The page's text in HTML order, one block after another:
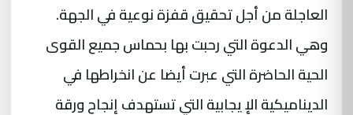
العاجلة من أجل تحقيق قفزة نوعية في الجهة.
وهي الدعوة التي رحبت بها بحماس جميع القوى
الحية الحاضرة التي عبرت أيضا عن انخراطها في
الديناميكية الإ يجابية التي تستهدف إنجاح ورقة